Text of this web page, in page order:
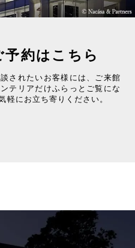
約はこちら
されたいお客様には、ご来館
テリアだけふらっとご覧にな
軽にお立ち寄りください。